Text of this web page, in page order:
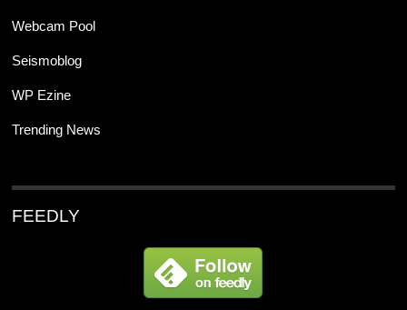
Webcam Pool
Seismoblog
WP Ezine
Trending News
FEEDLY